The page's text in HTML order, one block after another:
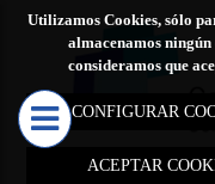
Utilizamos Cookies, sólo
almacenamos
consideramos que
CONFIGURAR
ACEPTAR